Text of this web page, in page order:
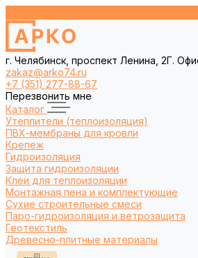
г. Челябинск, проспект Ленина, 2Г.
zakaz@arko74.ru
+7 (351) 277-88-67
Перезвонить мне
Каталог
Утеплители (теплоизоляция)
ПВХ-мембраны для кровли
Крепеж
Гидроизоляция
Защита гидроизоляции
Клеи для теплоизоляции
Монтажная пена и комплектующие
Сухие строительные смеси
Паро-гидроизоляция и ветрозащита
Геотекстиль
Древесно-плитные материалы